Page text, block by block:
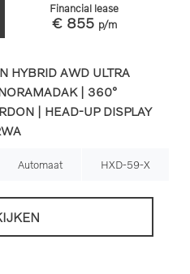
Financial lease
€ 855 p/m
HYBRID AWD ULTRA
| 360°
| HEAD-UP DISPLAY
Automaat HXD-59-X